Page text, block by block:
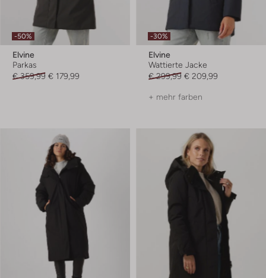
-50%
Elvine
Parkas
€ 359,99 € 179,99
-30%
Elvine
Wattierte Jacke
€ 299,99 € 209,99
+ mehr farben